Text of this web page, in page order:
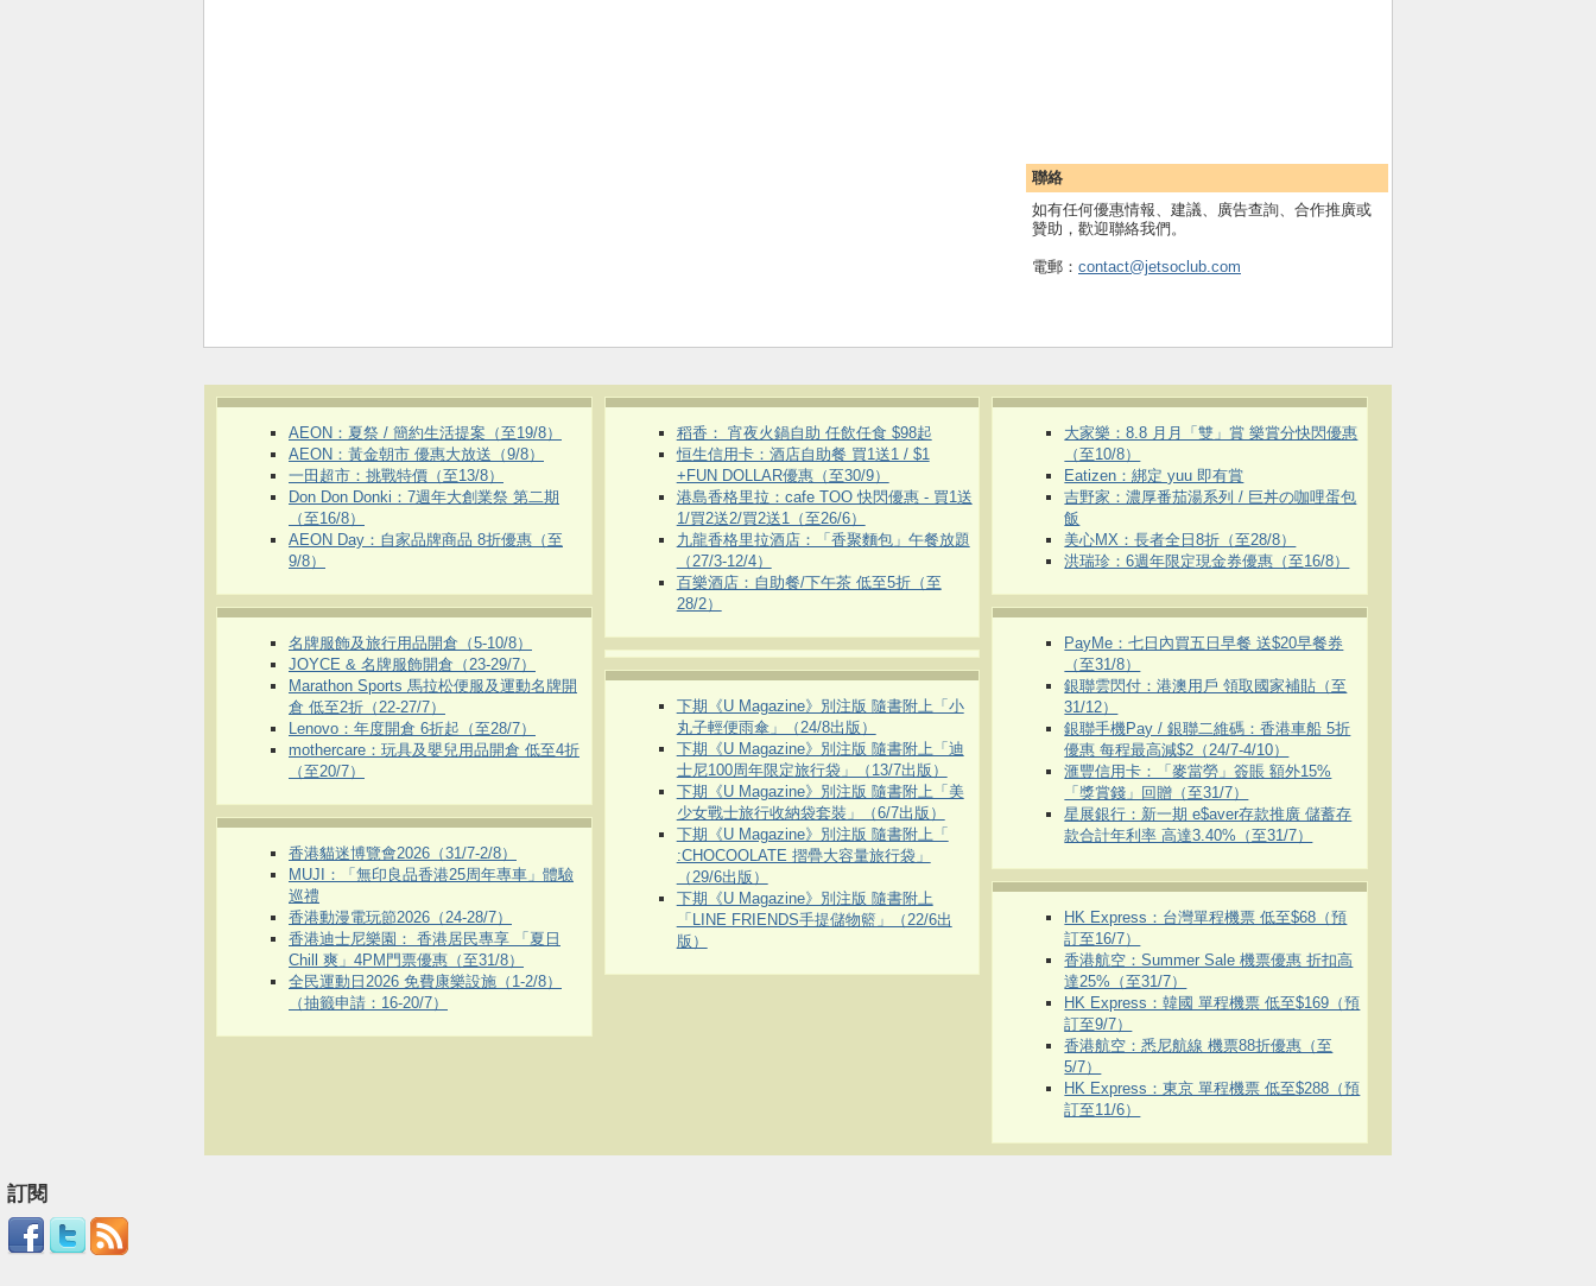
聯絡
如有任何優惠情報、建議、廣告查詢、合作推廣或
贊助，歡迎聯絡我們。
電郵： contact@jetsoclub.com
AEON：夏祭 / 簡約生活提案（至19/8）
AEON：黃金朝市 優惠大放送（9/8）
一田超市：挑戰特價（至13/8）
Don Don Donki：7週年大創業祭 第二期
（至16/8）
AEON Day：自家品牌商品 8折優惠（至
9/8）
名牌服飾及旅行用品開倉（5-10/8）
JOYCE & 名牌服飾開倉（23-29/7）
Marathon Sports 馬拉松便服及運動名牌開
倉 低至2折（22-27/7）
Lenovo：年度開倉 6折起（至28/7）
mothercare：玩具及嬰兒用品開倉 低至4折
（至20/7）
香港貓迷博覽會2026（31/7-2/8）
MUJI：「無印良品香港25周年專車」體驗
巡禮
香港動漫電玩節2026（24-28/7）
香港迪士尼樂園： 香港居民專享 「夏日
Chill 爽」4PM門票優惠（至31/8）
全民運動日2026 免費康樂設施（1-2/8）
（抽籤申請：16-20/7）
稻香： 宵夜火鍋自助 任飲任食 $98起
恒生信用卡：酒店自助餐 買1送1 / $1
+FUN DOLLAR優惠（至30/9）
港島香格里拉：cafe TOO 快閃優惠 - 買1送
1/買2送2/買2送1（至26/6）
九龍香格里拉酒店：「香聚麵包」午餐放題
（27/3-12/4）
百樂酒店：自助餐/下午茶 低至5折（至
28/2）
下期《U Magazine》別注版 隨書附上「小
丸子輕便雨傘」（24/8出版）
下期《U Magazine》別注版 隨書附上「迪
士尼100周年限定旅行袋」（13/7出版）
下期《U Magazine》別注版 隨書附上「美
少女戰士旅行收納袋套裝」（6/7出版）
下期《U Magazine》別注版 隨書附上「
:CHOCOOLATE 摺疊大容量旅行袋」
（29/6出版）
下期《U Magazine》別注版 隨書附上
「LINE FRIENDS手提儲物籃」（22/6出
版）
大家樂：8.8 月月「雙」賞 樂賞分快閃優惠
（至10/8）
Eatizen：綁定 yuu 即有賞
吉野家：濃厚番茄湯系列 / 巨丼の咖哩蛋包
飯
美心MX：長者全日8折（至28/8）
洪瑞珍：6週年限定現金券優惠（至16/8）
PayMe：七日內買五日早餐 送$20早餐券
（至31/8）
銀聯雲閃付：港澳用戶 領取國家補貼（至
31/12）
銀聯手機Pay / 銀聯二維碼：香港車船 5折
優惠 每程最高減$2（24/7-4/10）
滙豐信用卡：「麥當勞」簽賬 額外15%
「獎賞錢」回贈（至31/7）
星展銀行：新一期 e$aver存款推廣 儲蓄存
款合計年利率 高達3.40%（至31/7）
HK Express：台灣單程機票 低至$68（預
訂至16/7）
香港航空：Summer Sale 機票優惠 折扣高
達25%（至31/7）
HK Express：韓國 單程機票 低至$169（預
訂至9/7）
香港航空：悉尼航線 機票88折優惠（至
5/7）
HK Express：東京 單程機票 低至$288（預
訂至11/6）
訂閱